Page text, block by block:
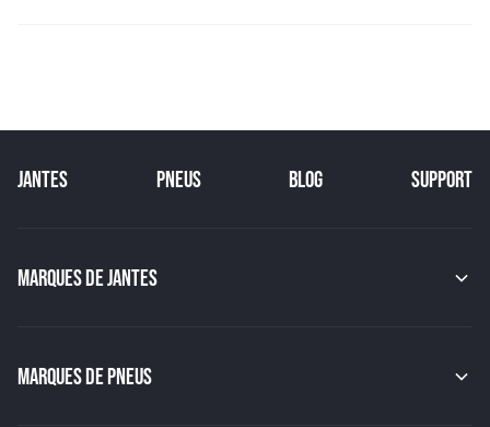
JANTES PNEUS BLOG SUPPORT
MARQUES DE JANTES
GMP
JAPAN RACING
MARQUES DE PNEUS